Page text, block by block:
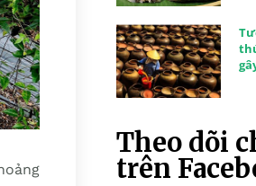
Theo dõi
trên